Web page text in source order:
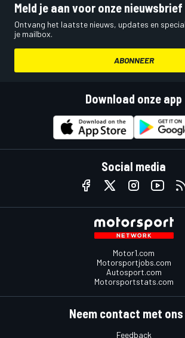
Meld je aan voor onze nieuwsbrief
Ontvang het laatste nieuws, updates en
je mailbox.
ABONNEER
Download onze app
Social media
Motor1.com
Motorsportjobs.com
Autosport.com
Motorsportstats.com
Neem contact met ons
Feedback